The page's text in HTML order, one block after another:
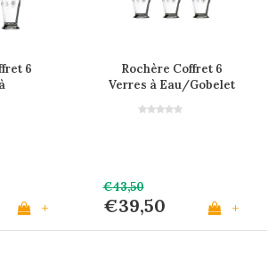
6
Lys
+
Rochère Coffret 6
Verres à Eau/Gobelet
€43,50
€39,50 +